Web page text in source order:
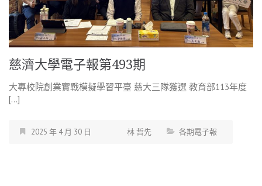
慈濟大學電子報第493期
大專校院創業實戰模擬學習平臺 慈大三隊獲選 教育部113年度
[…]
2025 年 4 月 30 日 林 哲先 各期電子報